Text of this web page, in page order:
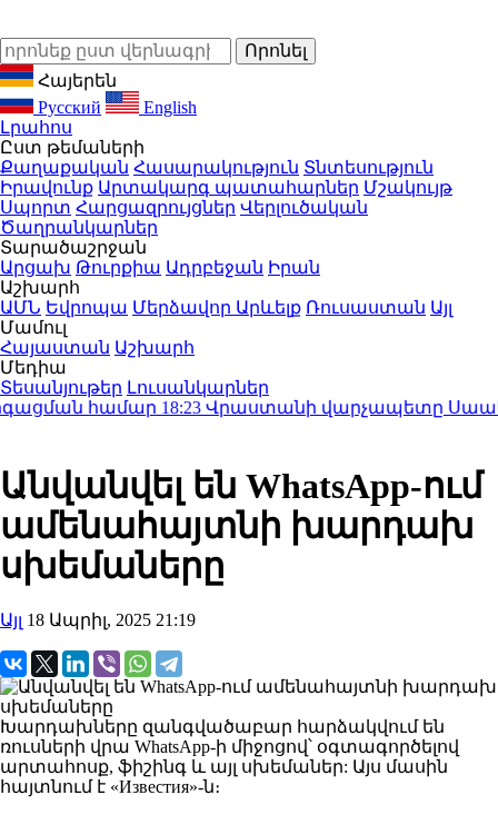
Հայերեն
Русский
English
Լրահոս
Ըստ թեմաների
Քաղաքական Հասարակություն Տնտեսություն
Իրավունք Արտակարգ պատահարներ Մշակույթ
Սպորտ Հարցազրույցներ Վերլուծական
Ծաղրանկարներ
Տարածաշրջան
Արցախ Թուրքիա Ադրբեջան Իրան
Աշխարհ
ԱՄՆ Եվրոպա Մերձավոր Արևելք Ռուսաստան Այլ
Մամուլ
Հայաստան Աշխարհ
Մեդիա
Տեսանյութեր Լուսանկարներ
համար18:23Վրաստանի վարչապետը
Անվանվել են WhatsApp-ում
ամենահայտնի խարդախ
սխեմաները
Այլ 18 Ապրիլ, 2025 21:19
Խարդախները զանգվածաբար հարձակվում են
ռուսների վրա WhatsApp-ի միջոցով՝ օգտագործելով
արտահոսք, ֆիշինգ և այլ սխեմաներ: Այս մասին
հայտնում է «Известия»-ն։